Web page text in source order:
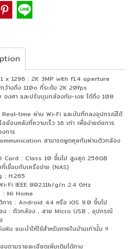
x 1296 : 2K 3MP with f1.4 aperture
ว้างถึง 110o ที่ระดับ 2K 20fps
องศา และปรับมุมกล้องก้ม-เงย ได้ถึง 108
Real-time ผ่าน Wi-Fi และบันทึกลงอุปกรณ์ได้
อย้อนหลังที่ความเร็ว 16 เท่า เพื่อง่ายต่อการ
การ
สามารถพูดคุยกันผ่านตัวกล้อง
Card : Class 10 ขึ้นไป สูงสุด 256GB
เชื่อมกับเครือข่าย (NAS)
: H.265
Fi IEEE 802.11b/g/n 2.4 GHz
: Mi Home
การ : Android 4.4 หรือ iOS 9.0 ขึ้นไป
ง : ตัวกล้อง , สาย Micro USB , อุปกรณ์
น แนะนำให้ใช้สำหรับภายในบ้านเท่านั้น !!
ามรายละเอียดเพิ่มเติมได้ทาง